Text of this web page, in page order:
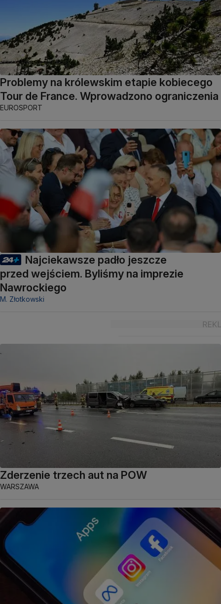
Problemy na królewskim etapie kobiecego
Tour de France. Wprowadzono ograniczenia
EUROSPORT
Najciekawsze padło jeszcze
przed wejściem. Byliśmy na imprezie
Nawrockiego
M. Złotkowski
Zderzenie trzech aut na POW
WARSZAWA